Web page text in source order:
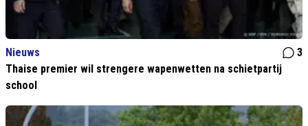
Nieuws
3
Thaise premier wil strengere wapenwetten na schietpartij
school